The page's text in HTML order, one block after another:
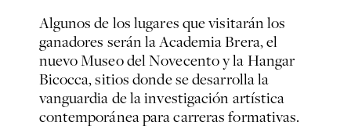
Algunos de los lugares que visitarán los
ganadores serán la Academia Brera, el
nuevo Museo del Novecento y la Hangar
Bicocca, sitios donde se desarrolla la
vanguardia de la investigación artística
contemporánea para carreras formativas.